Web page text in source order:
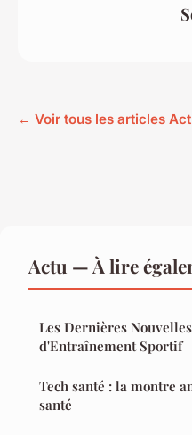
← Voir tous les articles
Actu — À lire
Les Dernières
d'Entraînement Sportif
Tech santé : la montre
santé